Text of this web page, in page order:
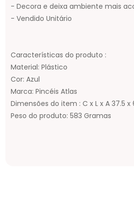
- Decora e deixa ambiente mais
- Vendido Unitário
Características do produto :
Material: Plástico
Cor: Azul
Marca: Pincéis Atlas
Dimensões do item : C x L x A 37.5
Peso do produto: 583 Gramas